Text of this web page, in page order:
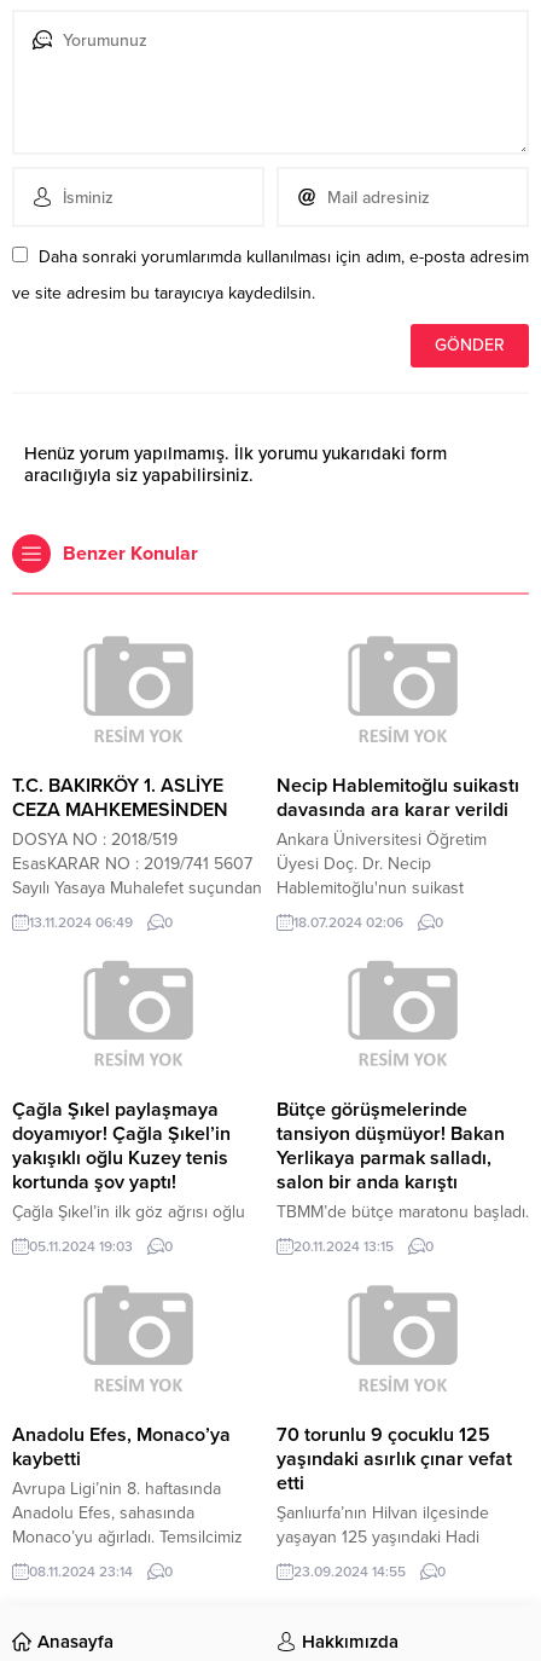
Daha sonraki yorumlarımda kullanılması için adım, e-posta adresim
ve site adresim bu tarayıcıya kaydedilsin.
Henüz yorum yapılmamış. İlk yorumu yukarıdaki form
aracılığıyla siz yapabilirsiniz.
Benzer Konular
T.C. BAKIRKÖY 1. ASLİYE
CEZA MAHKEMESİNDEN
DOSYA NO : 2018/519
EsasKARAR NO : 2019/741 5607
Sayılı Yasaya Muhalefet suçundan
mahkememizin yukarıda esas ve
karar numarası yazılı 15/03/2023
tarihli kararı ile 3/1 maddesi
gereğince, 5237 SAYILI TCK’NUN
51/1 MADDESİ UYARINCA ERTELİ
5 AY HAPİSve 500 TL ADLİ PARA
CEZASI ile cezalandırılan sanık
18/03/1997d.lu,...
13.11.2024 06:49 0
Necip Hablemitoğlu suikastı
davasında ara karar verildi
Ankara Üniversitesi Öğretim
Üyesi Doç. Dr. Necip
Hablemitoğlu'nun suikast
davasında ara karar verildi.
Mahkeme heyeti, Kemalettin
Özdemir ve Ferhat Ünlü'nün bir
sonraki duruşmada dinlenilmesi
için zorla getirilme kararı verdi. Bir
sonraki duruşma 30 Ekim'e
18.07.2024 02:06 0
Çağla Şıkel paylaşmaya
doyamıyor! Çağla Şıkel’in
yakışıklı oğlu Kuzey tenis
kortunda şov yaptı!
Çağla Şıkel’in ilk göz ağrısı oğlu
Kuzey geçtiğimiz günlerde 15
yaşına bastı. Yakışıklılığı ile sosyal
medyanın dikkatini çeken Kuzey,
annesinin hesabında sık sık boy
gösteriyor. Şimdilerde annesinin
boyunu bile geçen Kuzey
mankenlere taş çıkarıyor. Çağla
kortunda çekti. Çağla Şıkel’in
yakışıklı oğlu Kuzey Altuğ’un
tenis...
05.11.2024 19:03 0
Bütçe görüşmelerinde
tansiyon düşmüyor! Bakan
Yerlikaya parmak salladı,
salon bir anda karıştı
TBMM’de bütçe maratonu başladı.
Genel Kurul’a gelmeden önce
bakanlık bütçeleri, ilgili bakanların
sunumuyla TBMM Plan ve Bütçe
Komisyonu’nda görüşülüyor. Bu
kapsamda sıra İçişleri
Bakanlığı’nın 2025 yılı bütçesinin
görüşülmesine geldi. Sabah
başladı. KAPIYA BARİKAT
KURDULAR İçişleri Bakanı Ali
Yerlikaya’nın Komisyon toplantı
salonuna girişine, CHP’li
milletvekilleri engel oldu....
20.11.2024 13:15 0
Anadolu Efes, Monaco’ya
kaybetti
Avrupa Ligi’nin 8. haftasında
Anadolu Efes, sahasında
Monaco’yu ağırladı. Temsilcimiz
mücadeleden 81-69 mağlup
ayrıldı. İLK ÇEYREK Çekişmeli
çeyreğinde üstünlük sık sık el
08.11.2024 23:14 0
70 torunlu 9 çocuklu 125
yaşındaki asırlık çınar vefat
etti
Şanlıurfa’nın Hilvan ilçesinde
yaşayan 125 yaşındaki Hadi
Çiftyürek vefat etti. Kentin sevilen
simalarından olan Çiftyürek uzun
camilere hizmet vermiş bir isimdi.
23.09.2024 14:55 0
Anasayfa Hakkımızda